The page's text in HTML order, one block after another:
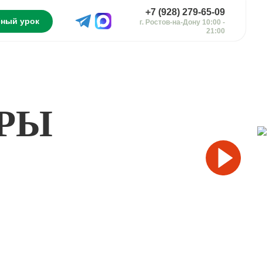
урок
+7 (928) 279-65-09
г. Ростов-на-Дону 10:00 -
21:00